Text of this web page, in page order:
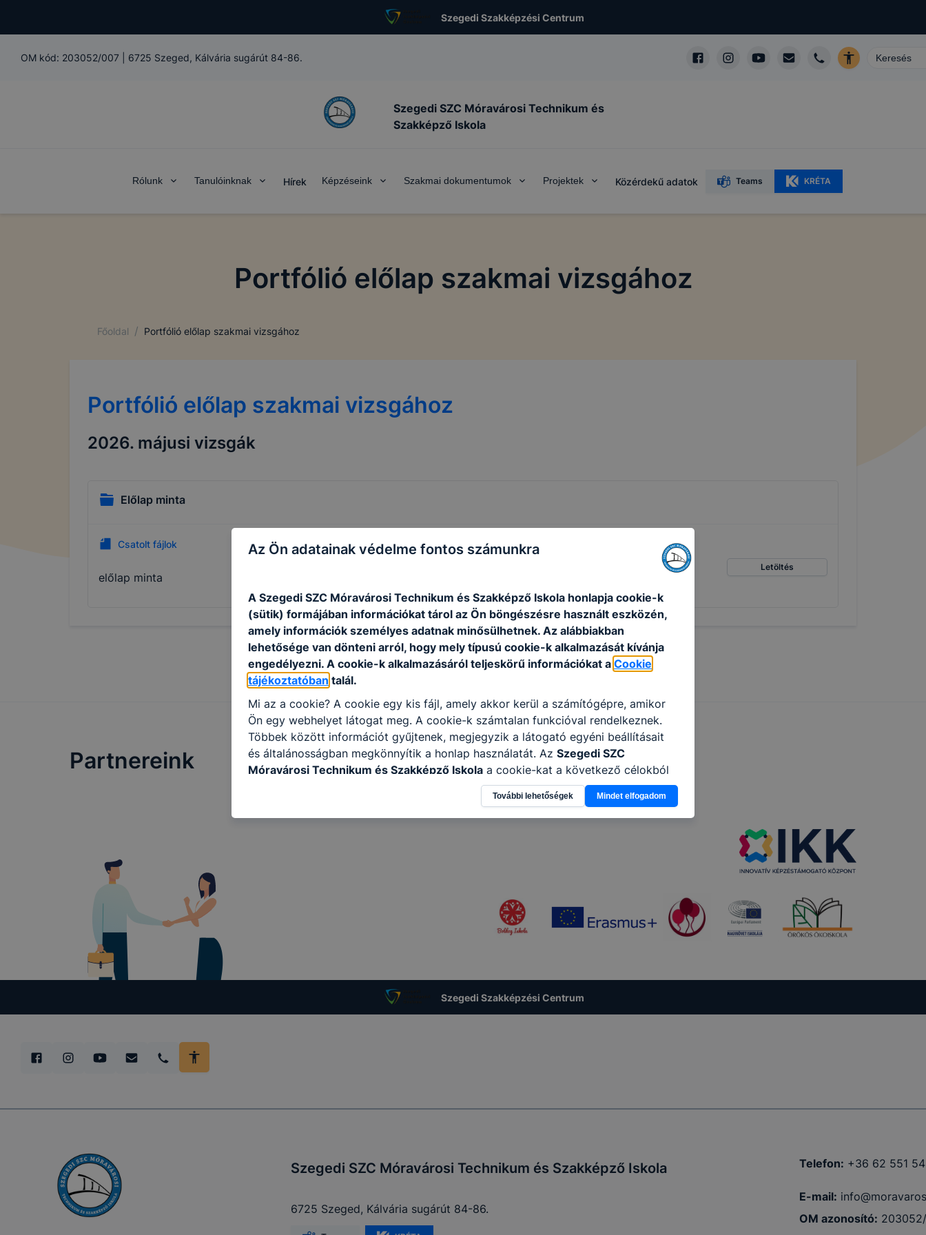
Szegedi Szakképzési Centrum
OM kód: 203052/007 6725 Szeged, Kálvária sugárút 84-86.
Szegedi SZC Móravárosi Technikum és
Szakképző Iskola
Rólunk Tanulóinknak Hírek Képzéseink Szakmai dokumentumok Projektek Közérdekű adatok Teams KRÉTA
Portfólió előlap szakmai vizsgához
Főoldal / Portfólió előlap szakmai vizsgához
Portfólió előlap szakmai vizsgához
2026. májusi vizsgák
Előlap minta
Csatolt fájlok
előlap minta
Letöltés
Partnereink
Szegedi Szakképzési Centrum
Szegedi SZC Móravárosi Technikum és Szakképző Iskola
6725 Szeged, Kálvária sugárút 84-86.
Telefon: +36 62 551
E-mail:
OM azonosító:
Az Ön adatainak védelme fontos számunkra
A Szegedi SZC Móravárosi Technikum és Szakképző Iskola honlapja cookie-k
(sütik) formájában információkat tárol az Ön böngészésre használt eszközén,
amely információk személyes adatnak minősülhetnek. Az alábbiakban
lehetősége van dönteni arról, hogy mely típusú cookie-k alkalmazását kívánja
engedélyezni. A cookie-k alkalmazásáról teljeskörű információkat a Cookie
tájékoztatóban talál.
Mi az a cookie? A cookie egy kis fájl, amely akkor kerül a számítógépre, amikor
Ön egy webhelyet látogat meg. A cookie-k számtalan funkcióval rendelkeznek.
Többek között információt gyűjtenek, megjegyzik a látogató egyéni beállításait
és általánosságban megkönnyítik a honlap használatát. Az Szegedi SZC
Móravárosi Technikum és Szakképző Iskola a cookie-kat a következő célokból
használja: információ gyűjtése azzal kapcsolatban, hogyan használja Ön a
honlapot -annak felmérésével, hogy a honlap melyik részeit látogatja, vagy
használja leginkább, így megtudhatjuk, hogyan biztosítsunk Önnek még jobb
általában megváltoztathatók. Felhívjuk figyelmét, hogy mivel a cookie-k célja
honlapunk használhatóságának és folyamatainak megkönnyítése vagy lehetővé
tétele, a cookie-k alkalmazásának megakadályozása vagy törlése által
böngészőjében.
További lehetőségek Mindet elfogadom